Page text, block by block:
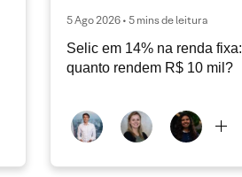
5 Ago 2026 • 5 mins de leitura
Selic em 14% na renda fixa:
quanto rendem R$ 10 mil?